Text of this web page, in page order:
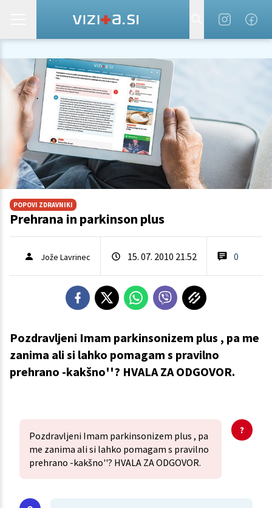
POPOVI ZDRAVNIKI
Prehrana in parkinson plus
Jože Lavrinec 15. 07. 2010 21.52 0
Pozdravljeni Imam parkinsonizem plus , pa me
zanima ali si lahko pomagam s pravilno
prehrano -kakšno''? HVALA ZA ODGOVOR.
Pozdravljeni Imam parkinsonizem plus , pa
me zanima ali si lahko pomagam s pravilno
prehrano -kakšno''? HVALA ZA ODGOVOR.